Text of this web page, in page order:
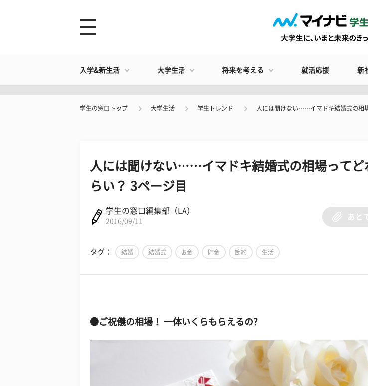
入学&新生活 大学生活 将来を考える 就活応援 新
学生の窓口トップ 大学生活 学生トレンド 人には聞けない……イマドキ結婚式の相
人には聞けない……イマドキ結婚式の相場ってど
らい？ 3ページ目
学生の窓口編集部（LA）
2016/09/11
あと
タグ： 結婚 結婚式 お金 貯金 節約 生活
●ご祝儀の相場！ 一体いくらもらえるの?